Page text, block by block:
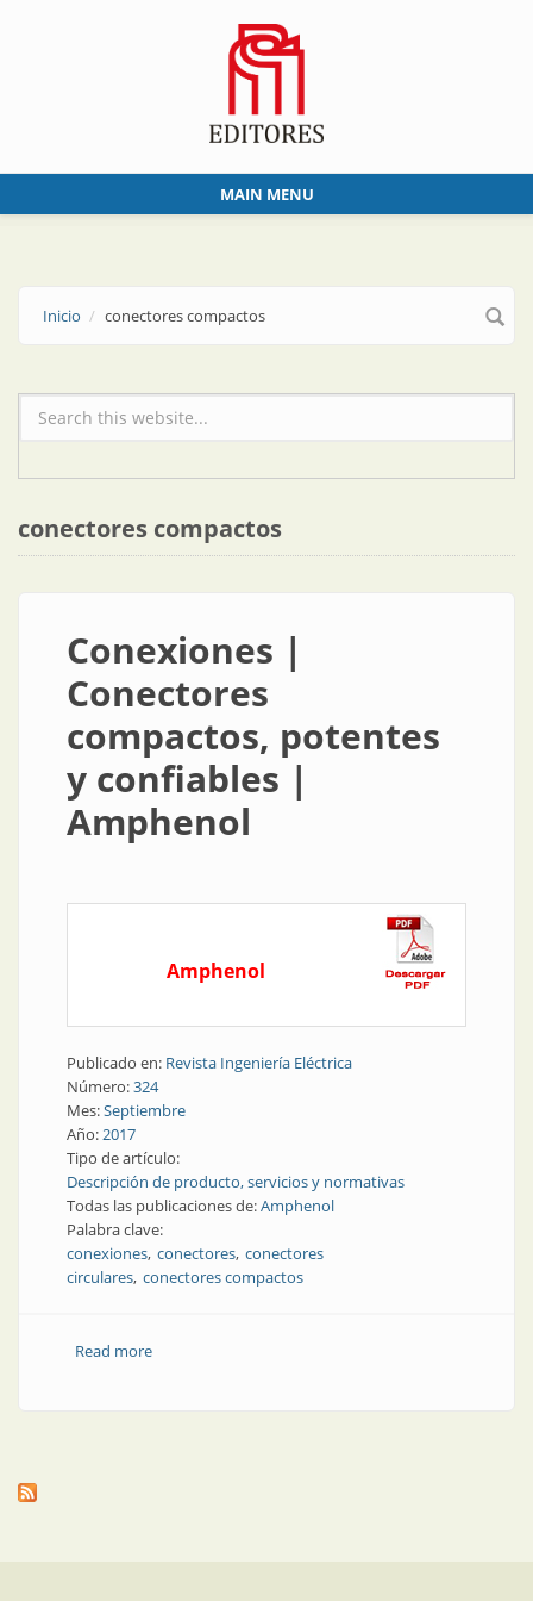
MAIN MENU
Inicio conectores compactos
Formulario de búsqueda
conectores compactos
Conexiones |
Conectores
compactos, potentes
y confiables |
Amphenol
Amphenol
Publicado en: Revista Ingeniería Eléctrica
Número:324
Mes:Septiembre
Año:2017
Tipo de artículo:
Descripción de producto, servicios y normativas
Todas las publicaciones de:Amphenol
Palabra clave:
conexiones conectores conectores
circulares conectores compactos
Read moreabout Conexiones | Conectores compactos, potentes